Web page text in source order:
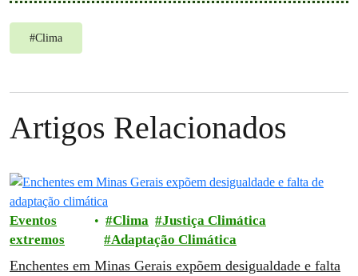
#Clima
Artigos Relacionados
Eventos
extremos
Clima
Justiça Climática
Adaptação Climática
Enchentes em Minas Gerais expõem desigualdade e falta